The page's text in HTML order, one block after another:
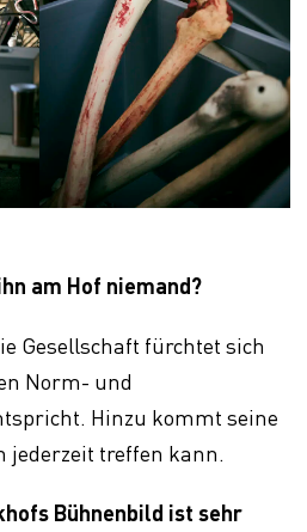
am Hof niemand?
Gesellschaft fürchtet sich
Norm- und
Hinzu kommt seine
jederzeit treffen kann.
Bühnenbild ist sehr